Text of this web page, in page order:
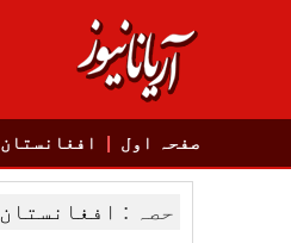
صفحہ اول افغانستان
حصہ : افغانستان